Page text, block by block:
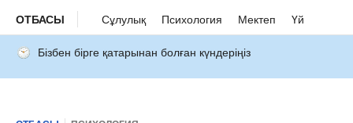
ОТБАСЫ Сұлулық Психология Мектеп Үй
Бізбен бірге қатарынан болған күндеріңіз